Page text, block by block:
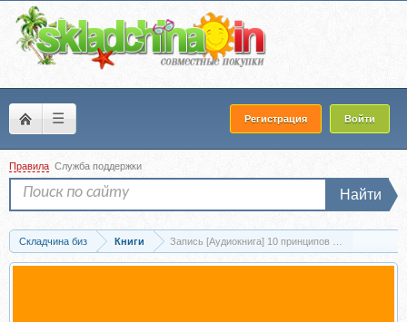
☰ Регистрация Войти
Правила Служба поддержки
Найти
Складчина биз Книги Запись [Аудиокнига] 10 принципов жизни.